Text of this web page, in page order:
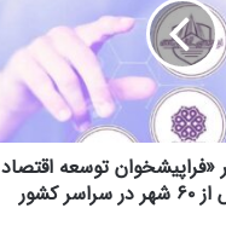
«فراپیشخوان توسعه اقتصاد
کشور